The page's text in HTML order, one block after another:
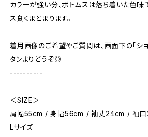
カラーが強い分、ボトムスは落ち着いた色味
ス良くまとまります。
着用画像のご希望やご質問は、画面下の「シ
タンよりどうぞ◎
----------
＜SIZE＞
肩幅55cm / 身幅56cm / 袖丈24cm / 袖口
Lサイズ